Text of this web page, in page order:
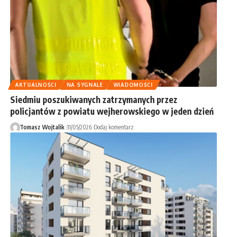
AKTUALNOŚCI NA SYGNALE WIADOMOŚCI
Siedmiu poszukiwanych zatrzymanych przez
policjantów z powiatu wejherowskiego w jeden dzień
Tomasz Wojtalik 31/05/2026 Dodaj komentarz